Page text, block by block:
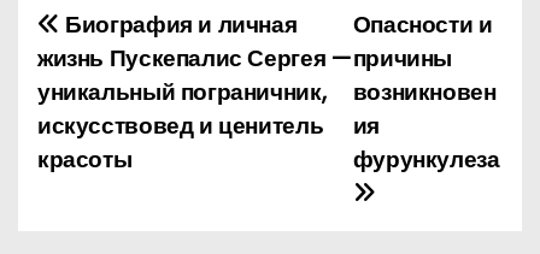
Н
а
в
и
Опасности и
причины
возникновен
ия
фурункулеза
Биография и личная
жизнь Пускепалис Сергея —
уникальный пограничник,
искусствовед и ценитель
красоты